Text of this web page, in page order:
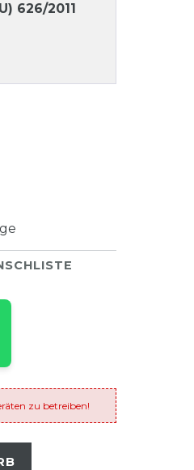
626/2011
zu betreiben!